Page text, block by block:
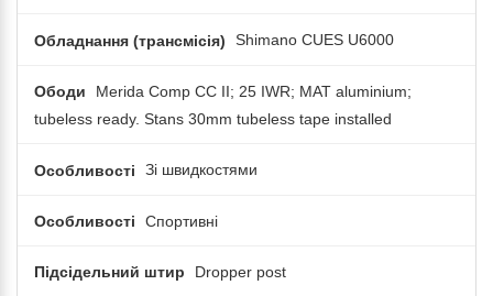
Обладнання (трансмісія) Shimano CUES U6000
Ободи
Merida Comp CC II; 25 IWR; MAT aluminium;
tubeless ready. Stans 30mm tubeless tape installed
Особливості Зі швидкостями
Особливості Спортивні
Підсідельний штир Dropper post